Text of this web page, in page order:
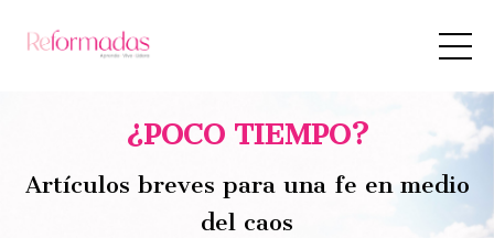
¿POCO TIEMPO?
Artículos breves para una fe en medio
del caos